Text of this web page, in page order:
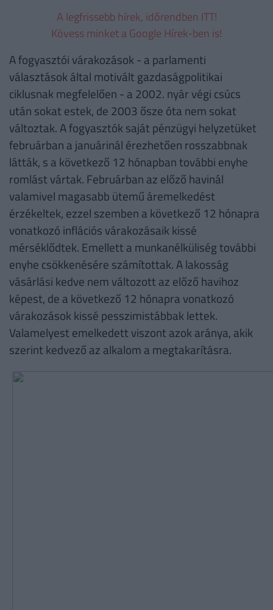
A legfrissebb hírek, időrendben ITT!
Kövess minket a Google Hírek-ben is!
A fogyasztói várakozások - a parlamenti
választások által motivált gazdaságpolitikai
ciklusnak megfelelően - a 2002. nyár végi csúcs
után sokat estek, de 2003 ősze óta nem sokat
változtak. A fogyasztók saját pénzügyi helyzetüket
februárban a januárinál érezhetően rosszabbnak
látták, s a következő 12 hónapban további enyhe
romlást vártak. Februárban az előző havinál
valamivel magasabb ütemű áremelkedést
érzékeltek, ezzel szemben a következő 12 hónapra
vonatkozó inflációs várakozásaik kissé
mérséklődtek. Emellett a munkanélküliség további
enyhe csökkenésére számítottak. A lakosság
vásárlási kedve nem változott az előző havihoz
képest, de a következő 12 hónapra vonatkozó
várakozások kissé pesszimistábbak lettek.
Valamelyest emelkedett viszont azok aránya, akik
szerint kedvező az alkalom a megtakarításra.